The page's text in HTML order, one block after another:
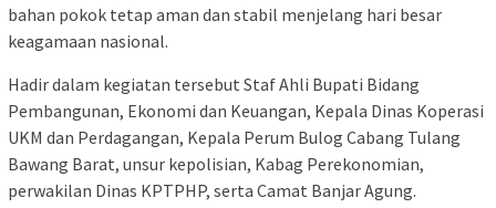
bahan pokok tetap aman dan stabil menjelang hari besar
keagamaan nasional.
Hadir dalam kegiatan tersebut Staf Ahli Bupati Bidang
Pembangunan, Ekonomi dan Keuangan, Kepala Dinas Koperasi
UKM dan Perdagangan, Kepala Perum Bulog Cabang Tulang
Bawang Barat, unsur kepolisian, Kabag Perekonomian,
perwakilan Dinas KPTPHP, serta Camat Banjar Agung.